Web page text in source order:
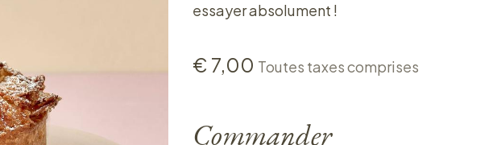
essayer absolument !
€ 7,00 Toutes taxes comprises
Commander